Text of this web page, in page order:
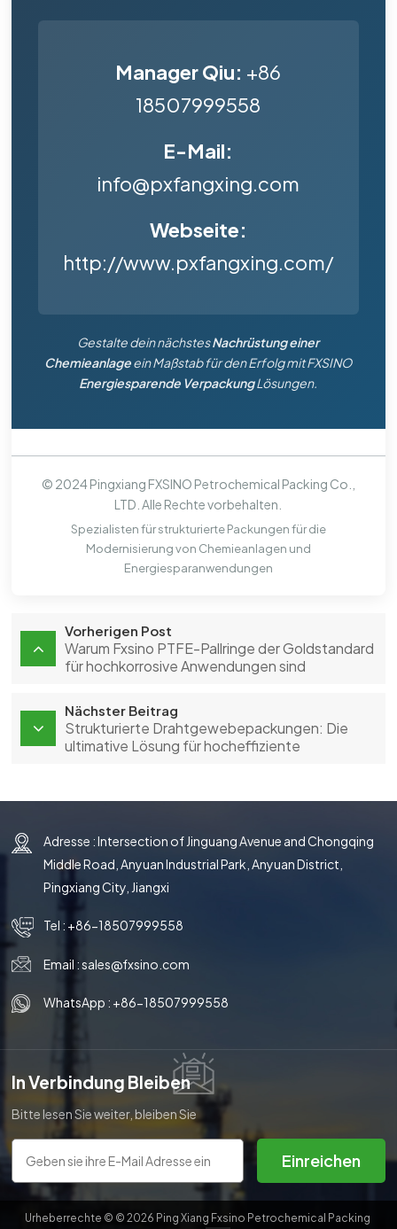
Manager Qiu: +86
18507999558
E-Mail:
info@pxfangxing.com
Webseite:
http://www.pxfangxing.com/
Gestalte dein nächstesNachrüstung einer
Chemieanlageein Maßstab für den Erfolg mit FXSINO
Energiesparende VerpackungLösungen.
© 2024 Pingxiang FXSINO Petrochemical Packing Co.,
LTD. Alle Rechte vorbehalten.
Spezialisten für strukturierte Packungen für die
Modernisierung von Chemieanlagen und
Energiesparanwendungen
Vorherigen Post
Warum Fxsino PTFE-Pallringe der Goldstandard
für hochkorrosive Anwendungen sind
Nächster Beitrag
Strukturierte Drahtgewebepackungen: Die
ultimative Lösung für hocheffiziente
Adresse : Intersection of Jinguang Avenue and Chongqing
Middle Road, Anyuan Industrial Park, Anyuan District,
Pingxiang City, Jiangxi
Tel : +86-18507999558
Email :sales@fxsino.com
WhatsApp : +86-18507999558
In Verbindung Bleiben
Bitte lesen Sie weiter, bleiben Sie
auf dem Laufenden, abonnieren
Sie uns und wir heißen Sie
herzlich willkommen, uns Ihre
Meinung mitzuteilen.
Einreichen
Urheberrechte © © 2026 Ping Xiang Fxsino Petrochemical Packing